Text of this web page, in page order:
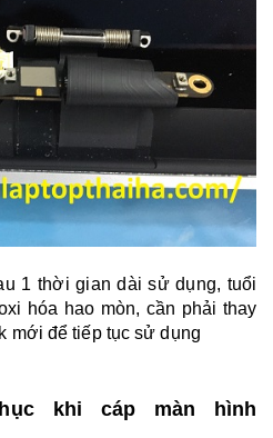
1 thời gian dài sử dụng, tuổi
hóa hao mòn, cần phải thay
mới để tiếp tục sử dụng
khi cáp màn hình